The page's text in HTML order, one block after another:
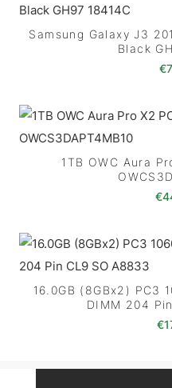
Samsung Galaxy J3
Black
€
1TB OWC Aura
€
16.0GB (8GBx2) PC3
DIMM 204
€